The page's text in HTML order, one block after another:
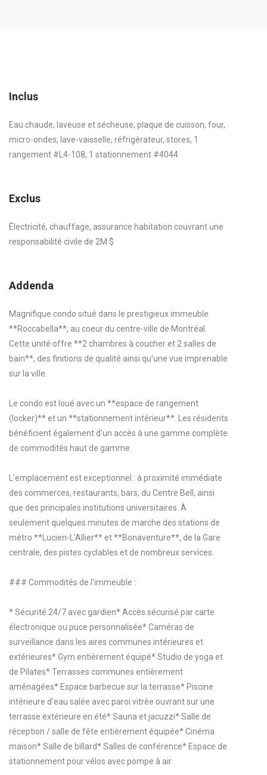
Inclus
Eau chaude, laveuse et sécheuse, plaque de cuisson, four,
micro-ondes, lave-vaisselle, réfrigérateur, stores, 1
rangement #L4-108, 1 stationnement #4044
Exclus
Électricité, chauffage, assurance habitation couvrant une
responsabilité civile de 2M $
Addenda
Magnifique condo situé dans le prestigieux immeuble
**Roccabella**, au coeur du centre-ville de Montréal.
Cette unité offre **2 chambres à coucher et 2 salles de
bain**, des finitions de qualité ainsi qu'une vue imprenable
sur la ville.
Le condo est loué avec un **espace de rangement
(locker)** et un **stationnement intérieur**. Les résidents
bénéficient également d'un accès à une gamme complète
de commodités haut de gamme.
L'emplacement est exceptionnel : à proximité immédiate
des commerces, restaurants, bars, du Centre Bell, ainsi
que des principales institutions universitaires. À
seulement quelques minutes de marche des stations de
métro **Lucien-L'Allier** et **Bonaventure**, de la Gare
centrale, des pistes cyclables et de nombreux services.
### Commodités de l'immeuble :
* Sécurité 24/7 avec gardien* Accès sécurisé par carte
électronique ou puce personnalisée* Caméras de
surveillance dans les aires communes intérieures et
extérieures* Gym entièrement équipé* Studio de yoga et
de Pilates* Terrasses communes entièrement
aménagées* Espace barbecue sur la terrasse* Piscine
intérieure d'eau salée avec paroi vitrée ouvrant sur une
terrasse extérieure en été* Sauna et jacuzzi* Salle de
réception / salle de fête entièrement équipée* Cinéma
maison* Salle de billard* Salles de conférence* Espace de
stationnement pour vélos avec pompe à air